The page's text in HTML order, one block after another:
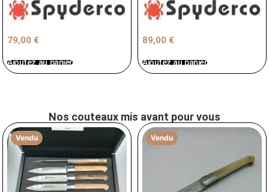
79,00 €
Ajoutez au panier
89,00 €
Ajoutez au panier
Nos couteaux mis avant pour vous
Vendu Vendu